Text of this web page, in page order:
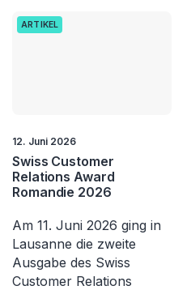
ARTIKEL
12. Juni 2026
Swiss Customer
Relations Award
Romandie 2026
Am 11. Juni 2026 ging in
Lausanne die zweite
Ausgabe des Swiss
Customer Relations